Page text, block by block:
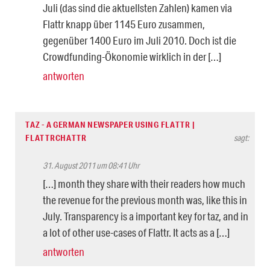
Juli (das sind die aktuellsten Zahlen) kamen via
Flattr knapp über 1145 Euro zusammen,
gegenüber 1400 Euro im Juli 2010. Doch ist die
Crowdfunding-Ökonomie wirklich in der […]
antworten
TAZ - A GERMAN NEWSPAPER USING FLATTR |
FLATTRCHATTR
sagt:
31. August 2011 um 08:41 Uhr
[…] month they share with their readers how much
the revenue for the previous month was, like this in
July. Transparency is a important key for taz, and in
a lot of other use-cases of Flattr. It acts as a […]
antworten